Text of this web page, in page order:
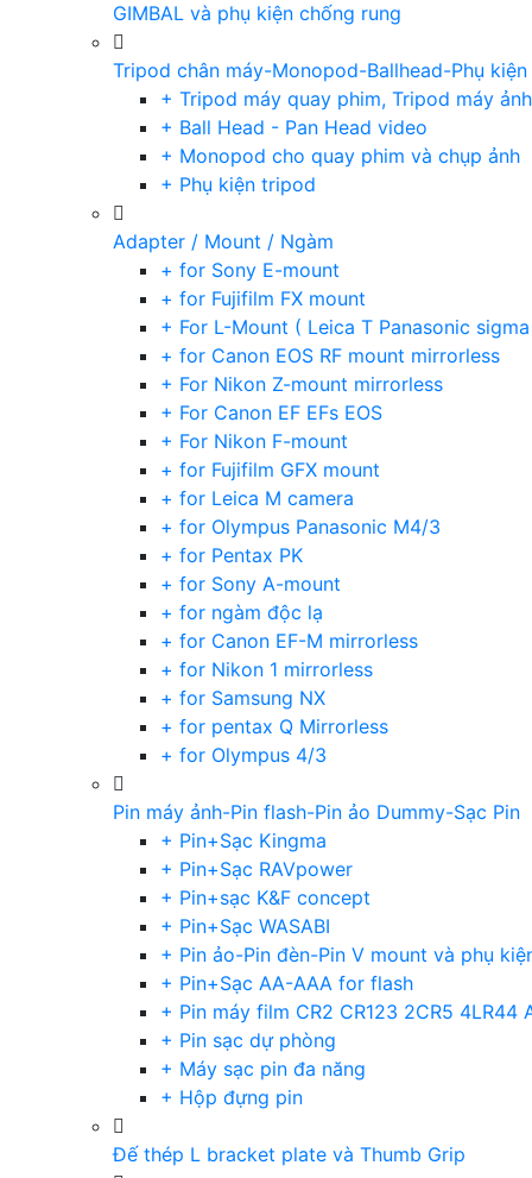
GIMBAL và phụ kiện chống rung
Tripod chân máy-Monopod-Ballhead-Phụ kiện
+ Tripod máy quay phim, Tripod máy
+ Ball Head - Pan Head video
+ Monopod cho quay phim và chụp ảnh
+ Phụ kiện tripod
Adapter / Mount / Ngàm
+ for Sony E-mount
+ for Fujifilm FX mount
+ For L-Mount ( Leica T Panasonic
+ for Canon EOS RF mount mirrorless
+ For Nikon Z-mount mirrorless
+ For Canon EF EFs EOS
+ For Nikon F-mount
+ for Fujifilm GFX mount
+ for Leica M camera
+ for Olympus Panasonic M4/3
+ for Pentax PK
+ for Sony A-mount
+ for ngàm độc lạ
+ for Canon EF-M mirrorless
+ for Nikon 1 mirrorless
+ for Samsung NX
+ for pentax Q Mirrorless
+ for Olympus 4/3
Pin máy ảnh-Pin flash-Pin ảo Dummy-Sạc Pin
+ Pin+Sạc Kingma
+ Pin+Sạc RAVpower
+ Pin+sạc K&F concept
+ Pin+Sạc WASABI
+ Pin ảo-Pin đèn-Pin V mount và phụ
+ Pin+Sạc AA-AAA for flash
+ Pin máy film CR2 CR123 2CR5 4LR44
+ Pin sạc dự phòng
+ Máy sạc pin đa năng
+ Hộp đựng pin
Đế thép L bracket plate và Thumb Grip